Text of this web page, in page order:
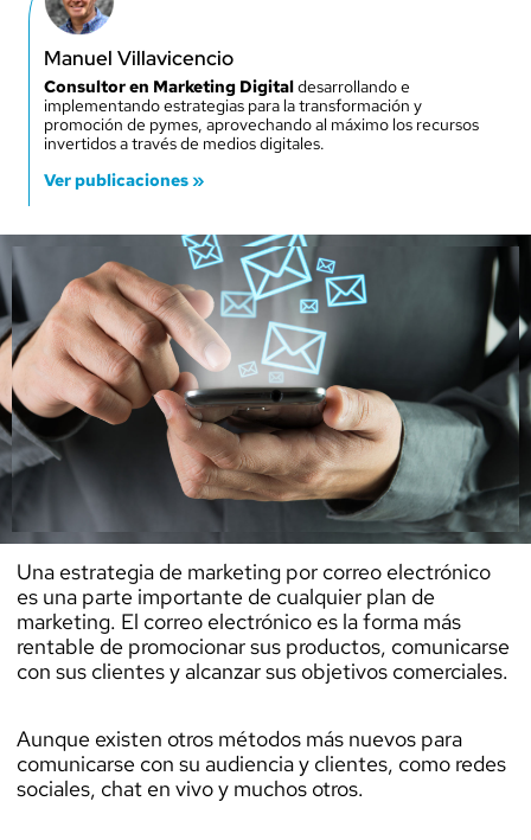
Manuel Villavicencio
Consultor en Marketing Digitaldesarrollando e
implementando estrategias para la transformación y
promoción de pymes, aprovechando al máximo los recursos
invertidos a través de medios digitales.
Ver publicaciones »
Una estrategia de marketing por correo electrónico
es una parte importante de cualquier plan de
marketing. El correo electrónico es la forma más
rentable de promocionar sus productos, comunicarse
con sus clientes y alcanzar sus objetivos comerciales.
Aunque existen otros métodos más nuevos para
comunicarse con su audiencia y clientes, como redes
sociales, chat en vivo y muchos otros.